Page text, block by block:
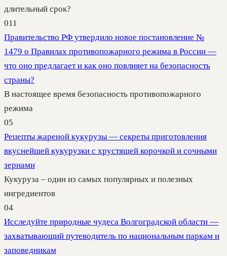
длительный срок?
011
Правительство РФ утвердило новое постановление №
1479 о Правилах противопожарного режима в России —
что оно предлагает и как оно повлияет на безопасность
страны?
В настоящее время безопасность противопожарного
режима
05
Рецепты жареной кукурузы — секреты приготовления
вкуснейшей кукурузки с хрустящей корочкой и сочными
зернами
Кукуруза – один из самых популярных и полезных
ингредиентов
04
Исследуйте природные чудеса Волгоградской области —
захватывающий путеводитель по национальным паркам и
заповедникам